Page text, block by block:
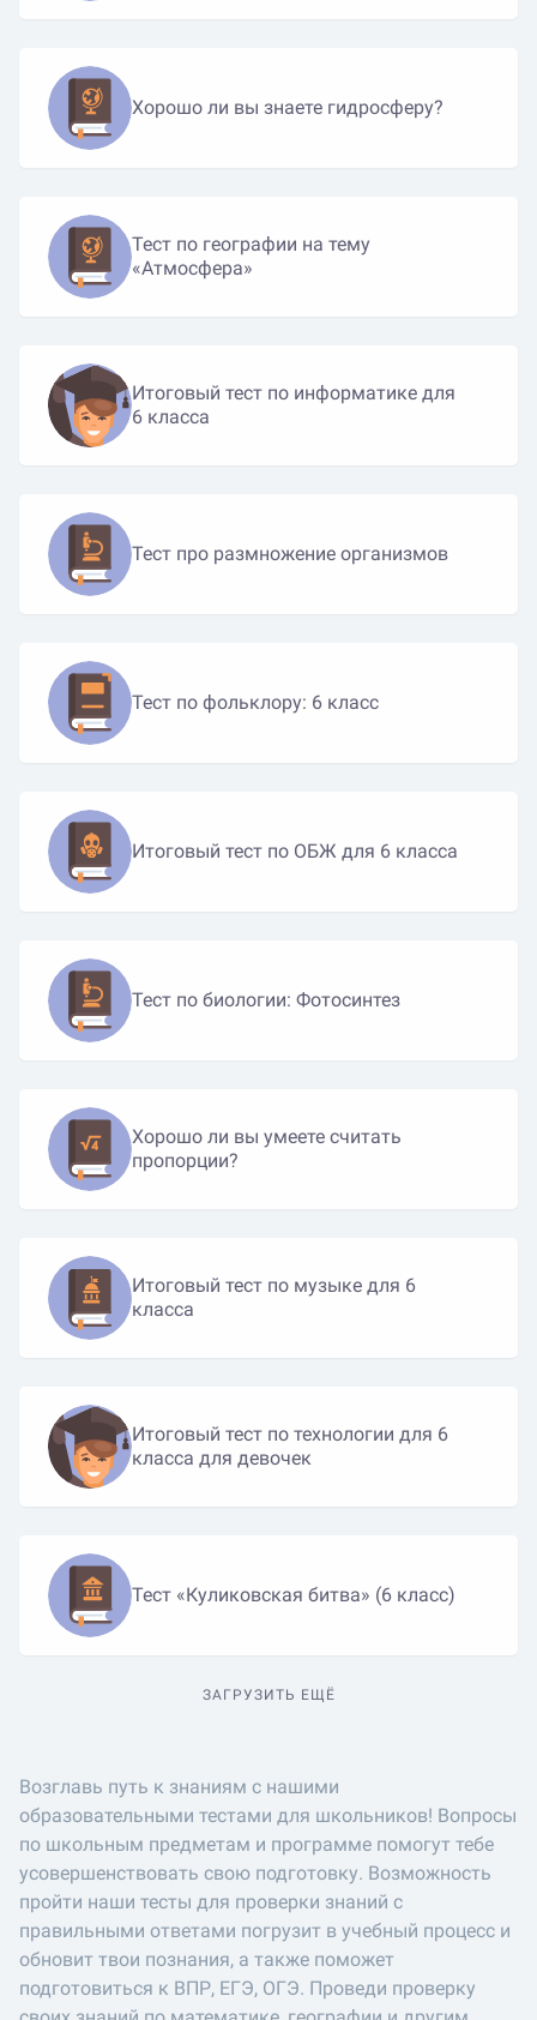
Хорошо ли вы знаете гидросферу?
Тест по географии на тему
«Атмосфера»
Итоговый тест по информатике для
6 класса
Тест про размножение организмов
Тест по фольклору: 6 класс
Итоговый тест по ОБЖ для 6 класса
Тест по биологии: Фотосинтез
Хорошо ли вы умеете считать
пропорции?
Итоговый тест по музыке для 6
класса
Итоговый тест по технологии для 6
класса для девочек
Тест «Куликовская битва» (6 класс)
ЗАГРУЗИТЬ ЕЩЁ
Возглавь путь к знаниям с нашими
образовательными тестами для школьников! Вопросы
по школьным предметам и программе помогут тебе
усовершенствовать свою подготовку. Возможность
пройти наши тесты для проверки знаний с
правильными ответами погрузит в учебный процесс и
обновит твои познания, а также поможет
подготовиться к ВПР, ЕГЭ, ОГЭ. Проведи проверку